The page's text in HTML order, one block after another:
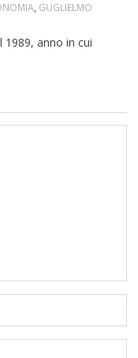
, GUGLIELMO
1989, anno in cui